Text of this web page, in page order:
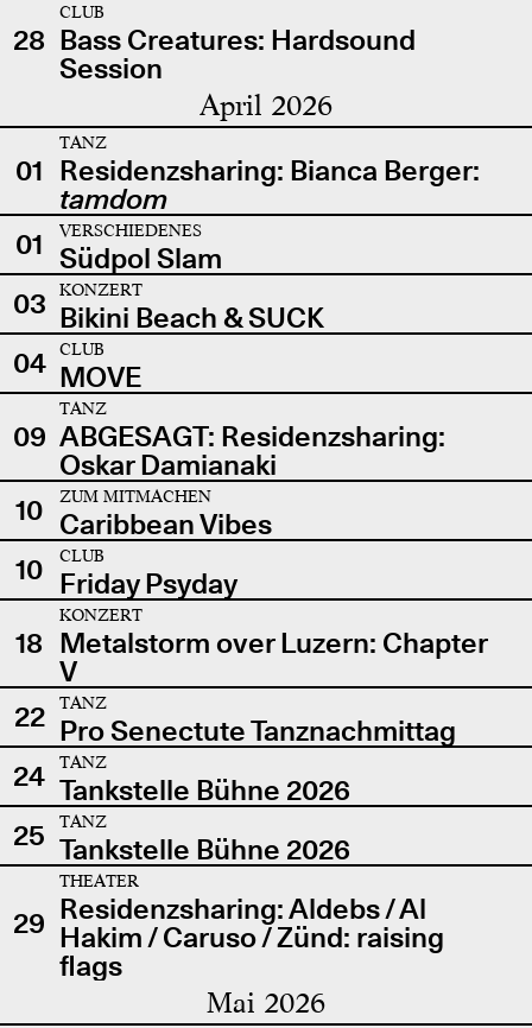
28
CLUB
Bass Creatures: Hardsound
Session
April 2026
01
TANZ
Residenzsharing: Bianca Berger:
tamdom
01
VERSCHIEDENES
Südpol Slam
03
KONZERT
Bikini Beach & SUCK
04
CLUB
MOVE
09
TANZ
ABGESAGT: Residenzsharing:
Oskar Damianaki
10
ZUM MITMACHEN
Caribbean Vibes
10
CLUB
Friday Psyday
18
KONZERT
Metalstorm over Luzern: Chapter
V
22
TANZ
Pro Senectute Tanznachmittag
24
TANZ
Tankstelle Bühne 2026
25
TANZ
Tankstelle Bühne 2026
29
THEATER
Residenzsharing: Aldebs / Al
Hakim / Caruso / Zünd: raising
flags
Mai 2026